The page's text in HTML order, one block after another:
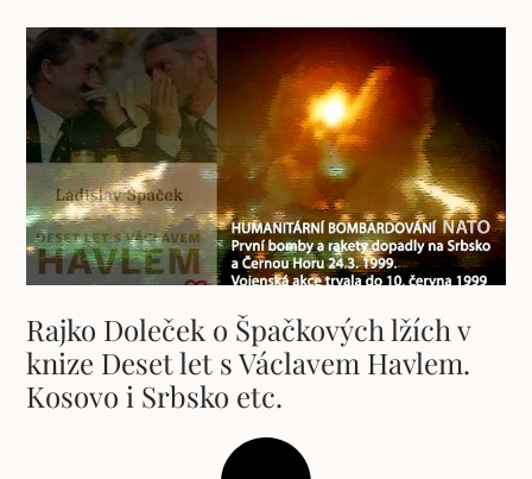
Rajko Doleček o Špačkových lžích v
knize Deset let s Václavem Havlem.
Kosovo i Srbsko etc.